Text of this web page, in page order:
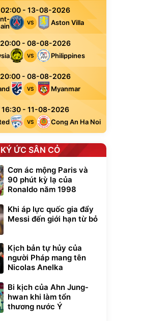
02:00 - 13-08-2026
VS Aston Villa
20:00 - 08-08-2026
VS Philippines
20:00 - 08-08-2026
VS Myanmar
16:30 - 11-08-2026
VS Cong An Ha Noi
KÝ ỨC SÂN CỎ
Cơn ác mộng Paris và
90 phút kỳ lạ của
Ronaldo năm 1998
Khi áp lực quốc gia đẩy
Messi đến giới hạn từ bỏ
Kịch bản tự hủy của
người Pháp mang tên
Nicolas Anelka
Bi kịch của Ahn Jung-
hwan khi làm tổn
thương nước Ý